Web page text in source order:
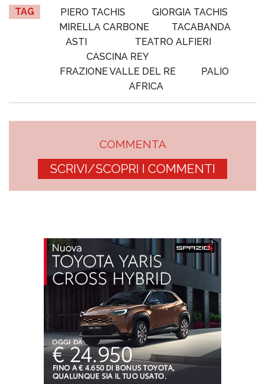
TAG PIERO TACHIS
GIORGIA TACHIS
MIRELLA CARBONE
TACABANDA
ASTI
TEATRO ALFIERI
CASCINA REY
FRAZIONE VALLE DEL RE
PALIO
AFRICA
COMMENTA
SCRIVI/SCOPRI I COMMENTI